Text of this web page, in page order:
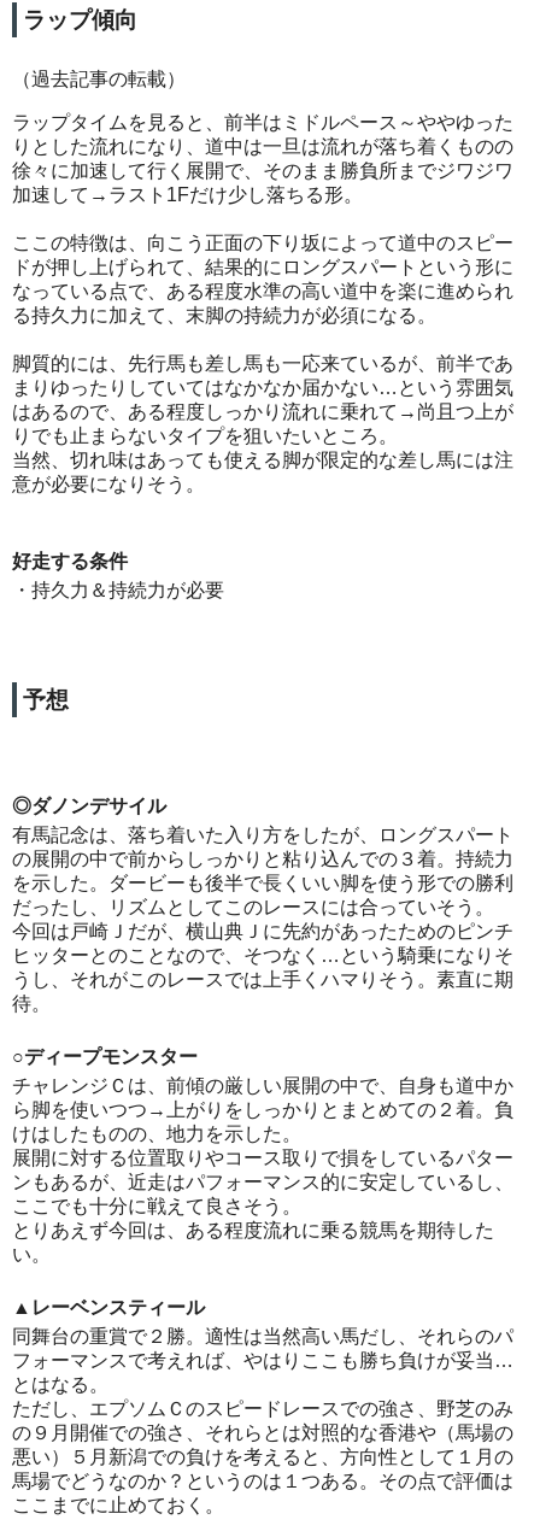
ラップ傾向
（過去記事の転載）
ラップタイムを見ると、前半はミドルペース～ややゆった
りとした流れになり、道中は一旦は流れが落ち着くものの
徐々に加速して行く展開で、そのまま勝負所までジワジワ
加速して→ラスト1Fだけ少し落ちる形。
ここの特徴は、向こう正面の下り坂によって道中のスピー
ドが押し上げられて、結果的にロングスパートという形に
なっている点で、ある程度水準の高い道中を楽に進められ
る持久力に加えて、末脚の持続力が必須になる。
脚質的には、先行馬も差し馬も一応来ているが、前半であ
まりゆったりしていてはなかなか届かない…という雰囲気
はあるので、ある程度しっかり流れに乗れて→尚且つ上が
りでも止まらないタイプを狙いたいところ。
当然、切れ味はあっても使える脚が限定的な差し馬には注
意が必要になりそう。
好走する条件
・持久力＆持続力が必要
予想
◎ダノンデサイル
有馬記念は、落ち着いた入り方をしたが、ロングスパート
の展開の中で前からしっかりと粘り込んでの３着。持続力
を示した。ダービーも後半で長くいい脚を使う形での勝利
だったし、リズムとしてこのレースには合っていそう。
今回は戸崎Ｊだが、横山典Ｊに先約があったためのピンチ
ヒッターとのことなので、そつなく…という騎乗になりそ
うし、それがこのレースでは上手くハマりそう。素直に期
待。
○ディープモンスター
チャレンジＣは、前傾の厳しい展開の中で、自身も道中か
ら脚を使いつつ→上がりをしっかりとまとめての２着。負
けはしたものの、地力を示した。
展開に対する位置取りやコース取りで損をしているパター
ンもあるが、近走はパフォーマンス的に安定しているし、
ここでも十分に戦えて良さそう。
とりあえず今回は、ある程度流れに乗る競馬を期待した
い。
▲レーベンスティール
同舞台の重賞で２勝。適性は当然高い馬だし、それらのパ
フォーマンスで考えれば、やはりここも勝ち負けが妥当…
とはなる。
ただし、エプソムＣのスピードレースでの強さ、野芝のみ
の９月開催での強さ、それらとは対照的な香港や（馬場の
悪い）５月新潟での負けを考えると、方向性として１月の
馬場でどうなのか？というのは１つある。その点で評価は
ここまでに止めておく。